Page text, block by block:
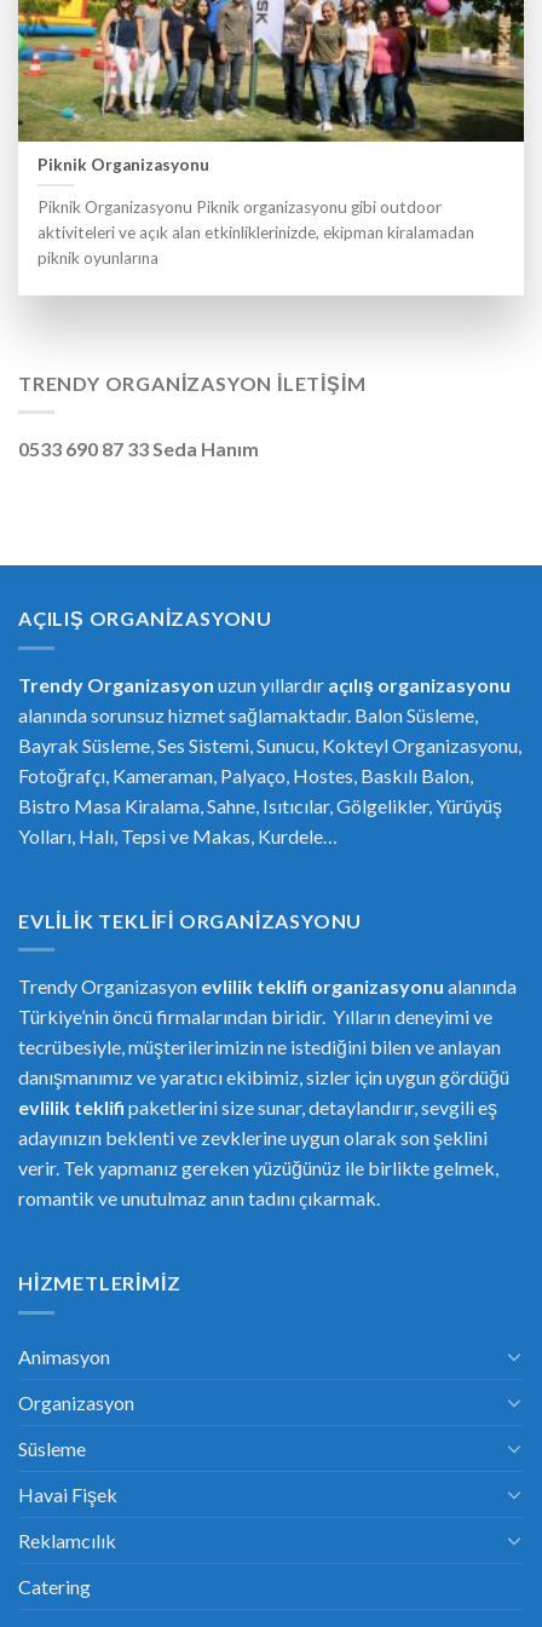
Piknik Organizasyonu
Piknik Organizasyonu Piknik organizasyonu gibi outdoor
aktiviteleri ve açık alan etkinliklerinizde, ekipman kiralamadan
piknik oyunlarına
TRENDY ORGANIZASYON İLETIŞIM
0533 690 87 33 Seda Hanım
AÇILIŞ ORGANIZASYONU
Trendy Organizasyon uzun yıllardır açılış organizasyonu
alanında sorunsuz hizmet sağlamaktadır. Balon Süsleme,
Bayrak Süsleme, Ses Sistemi, Sunucu, Kokteyl Organizasyonu,
Fotoğrafçı, Kameraman, Palyaço, Hostes, Baskılı Balon,
Bistro Masa Kiralama, Sahne, Isıtıcılar, Gölgelikler, Yürüyüş
Yolları, Halı, Tepsi ve Makas, Kurdele…
EVLILIK TEKLIFI ORGANIZASYONU
Trendy Organizasyon evlilik teklifi organizasyonu alanında
Türkiye’nin öncü firmalarından biridir. Yılların deneyimi ve
tecrübesiyle, müşterilerimizin ne istediğini bilen ve anlayan
danışmanımız ve yaratıcı ekibimiz, sizler için uygun gördüğü
evlilik teklifi paketlerini size sunar, detaylandırır, sevgili eş
adayınızın beklenti ve zevklerine uygun olarak son şeklini
verir. Tek yapmanız gereken yüzüğünüz ile birlikte gelmek,
romantik ve unutulmaz anın tadını çıkarmak.
HIZMETLERIMIZ
Animasyon
Organizasyon
Süsleme
Havai Fişek
Reklamcılık
Catering